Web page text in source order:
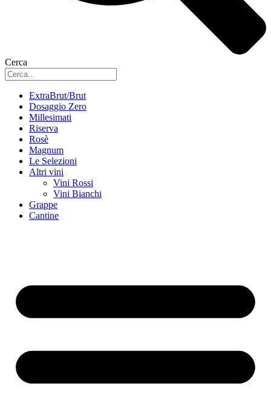
Cerca
ExtraBrut/Brut
Dosaggio Zero
Millesimati
Riserva
Rosè
Magnum
Le Selezioni
Altri vini
Vini Rossi
Vini Bianchi
Grappe
Cantine